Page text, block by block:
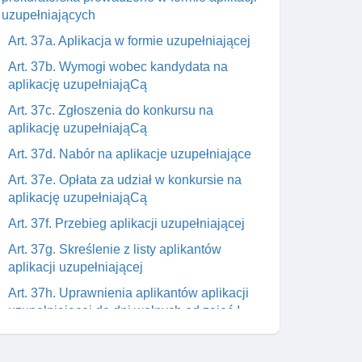
uzupełniających
Art. 37a. Aplikacja w formie uzupełniającej
Art. 37b. Wymogi wobec kandydata na
aplikację uzupełniająCą
Art. 37c. Zgłoszenia do konkursu na
aplikację uzupełniająCą
Art. 37d. Nabór na aplikacje uzupełniające
Art. 37e. Opłata za udział w konkursie na
aplikację uzupełniająCą
Art. 37f. Przebieg aplikacji uzupełniającej
Art. 37g. Skreślenie z listy aplikantów
aplikacji uzupełniającej
Art. 37h. Uprawnienia aplikantów aplikacji
uzupełniającej do dni wolnych od zajęć I